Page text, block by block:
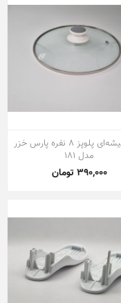
درب شیشه‌ای پلوپز ۸ نفره پارس خزر
مدل ۱۸۱
390,000 تومان